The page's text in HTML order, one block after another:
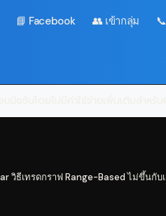
📘 Facebook 👥 เข้ากลุ่ม
วิธีเทรดกราฟ Range-Based ไม่ขึ้นกับ